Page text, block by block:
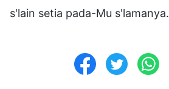
s'lain setia pada-Mu s'lamanya.